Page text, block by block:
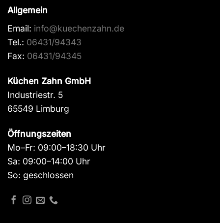
Allgemein
Email: info@kuechenzahn.de
Tel.: 06431/94343
Fax: 06431/94345
Küchen Zahn GmbH
Industriestr. 5
65549 Limburg
Öffnungszeiten
Mo–Fr: 09:00–18:30 Uhr
Sa: 09:00–14:00 Uhr
So: geschlossen